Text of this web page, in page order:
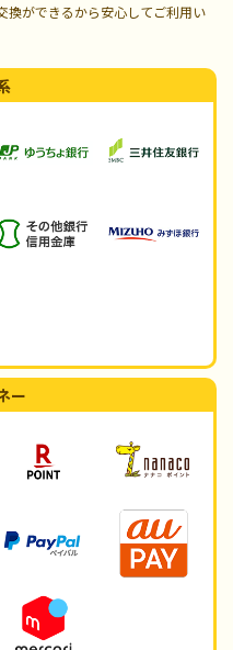
換ができるから安心してご利用い
ー